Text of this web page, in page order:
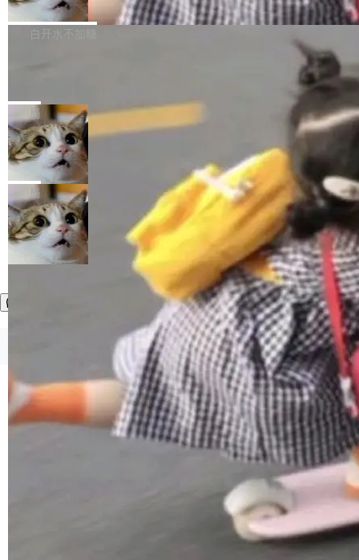
atePad Edge 升级至 HarmonyOS 6.1.0.135S
P9 patch03及以上版本。 *升级路径：设置 > 搜
来自中国开发者雷霄骅（Lei Xiaohua）。 对于
很多中国音视频开发者而言，这个名字并不陌
“启蒙老师”。 而今年，恰好是雷霄骅离世十周
年。FFmpeg 社区最终选择用一个大版本的名
字，留下了这份纪念。 雷霄骅曾是中国传媒大学
数字电视技术方向的博士生，长期从事视频、音
频技...
万元，超预算 860%
外媒近日曝光了亚马逊的多份内部报告显示，AI
导致公司在多个项目上超支。《金融时报》报道
编写程序，目标是完成电商平台作者信息与商品
列表的数据匹配 —— 一项常规的数据处理任
务，最终却产生了 180 万美元的账单，实际支出
超出原定预算 860%。 更令人意外的是，该项目
最终并未成功落地，而高额算力消耗持续运行长
达 5 个月，公司直到财务对账时才察觉异常。这
意味着一个无人看管的 AI 程序，在近半年时间
里日夜不停地"烧钱"。 复盘显示，...
白开水不加糖
e CEO Clément Delangue 在 CNBC 的采访里
没有拐弯抹角。他说中国正在赢得 AI 竞赛，而
且按目前的速度，中国 AI 工具预计在今年底或
2027 年就能追上美国前沿实验室的水平。 Dela
ngue 把原因归结为一件事：开放协作。中国的
AI 开发者在一个共享和协作的生态里加速迭代，
而美国模型厂商在"闭门造车"。他的原话是 "buil
ding in silos"——各自为战，互不通气。 这个判
断从他嘴里说出来分量不同。Hugging Face 是
全球最大的开源 AI 平台，上面跑着上百万个模
局
当 AI agent 把源码变成了最好的扩展系
统，开发者工具必须开源
五年前，David Crawshaw 问过很多软件工程师
一个问题：你写过什么给自己用的程序？答案几
乎都是没有。工程师们整天用别人写的程序写程
序给别人用。偶尔有人自己写个博客系统、智能
家居控制、家庭实验室，都算稀奇事。 Crawsh
aw 是 Shelley 的作者，一个开源 AI coding age
nt。他最近在博客上写了一篇文章，核心论点很
简单：开发者工具必须开源。 理由不是传统的自
由软件情怀，而是一个跟 AI agent 直接相关的
技术判断。 两行 prompt 就能个性化任何软件 C
rawshaw 给出了两个 prompt。 第一个： "下载
某个软件的源码，在本地构建。修改 agent ...
局
©OSCHINA(OSChina.NET) 京ICP备2025119063号